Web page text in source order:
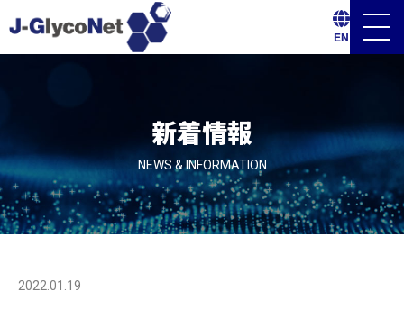
EN
ニ
ュ
新着情報
NEWS & INFORMATION
2022.01.19